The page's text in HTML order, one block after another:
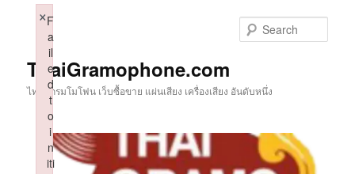
ThaiGramophone.com
ไทยแกรมโมโฟน เว็บซื้อขาย แผ่นเสียง เครื่องเสียง อันดับหนึ่ง
F
a
il
e
d
t
o
i
n
iti
×